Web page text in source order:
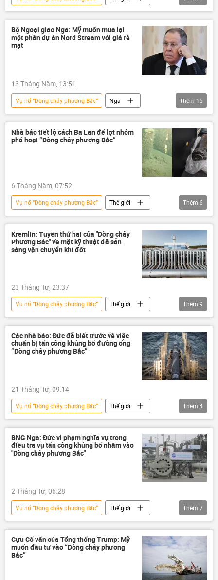
Đức
Dòng chảy phương Bắc-2
Các biện pháp trừng phạt chống Nga
Nga
khí đốt
Hoa Kỳ
Bộ Ngoại giao Nga: Mỹ muốn mua lại
một phần dự án Nord Stream với giá rẻ
mạt
13 Tháng Năm, 13:51
Vụ nổ “Dòng chảy phương Bắc”
Nga
Bộ Ngoại giao Nga
Chính trị
Thế giới
Ukraina
Cuộc khủng hoảng ở Ukraina
Châu Âu
khí đốt
Pháp luật
Dòng chảy phương Bắc-2
đầu tư
Thêm 15
Nhà báo tiết lộ cách Ba Lan để lọt nhóm
phá hoại “Dòng chảy phương Bắc”
6 Tháng Năm, 07:52
Vụ nổ “Dòng chảy phương Bắc”
Thế giới
Ba Lan
nhà báo
Dòng chảy phương Bắc-2
Ukraina
tấn công
khủng bố
Thêm 6
Kremlin: Tuyến thứ hai của "Dòng chảy
Phương Bắc" về mặt kỹ thuật đã sẵn
sàng vận chuyển khí đốt
23 Tháng Tư, 23:37
Vụ nổ “Dòng chảy phương Bắc”
Thế giới
Chính trị
Dmitry Peskov
Nga
Điện Kremlin
EU
Dòng chảy phương Bắc-2
khí đốt
Thêm 9
Các nhà báo: Đức đã biết trước về việc
chuẩn bị tấn công khủng bố đường ống
“Dòng chảy phương Bắc”
21 Tháng Tư, 09:14
Vụ nổ “Dòng chảy phương Bắc”
Thế giới
Đức
Dòng chảy phương Bắc-2
khủng bố
Ukraina
Thêm 4
BNG Nga: Đức vi phạm nghĩa vụ trong
điều tra vụ tấn công khủng bố nhằm vào
"Dòng chảy phương Bắc"
2 Tháng Tư, 06:28
Vụ nổ “Dòng chảy phương Bắc”
Thế giới
Nga
tấn công
khủng bố
Đức
Dòng chảy phương Bắc-2
Bộ Ngoại giao Nga
điều tra
Thêm 7
Cựu Cố vấn của Tổng thống Trump: Mỹ
muốn đầu tư vào “Dòng chảy phương
Bắc”